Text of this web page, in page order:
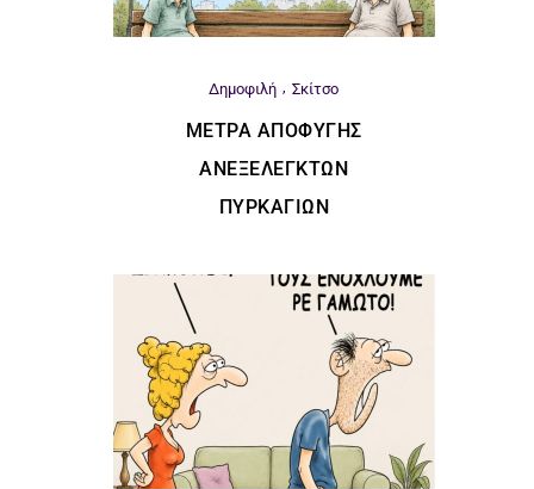
Δημοφιλή Σκίτσο
ΜΈΤΡΑ ΑΠΟΦΥΓΉΣ
ΑΝΕΞΈΛΕΓΚΤΩΝ
ΠΥΡΚΑΓΙΏΝ